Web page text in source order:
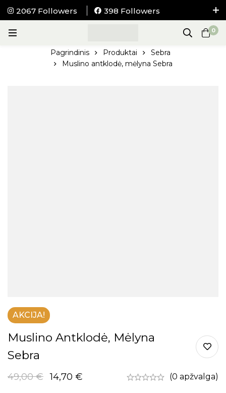
2067 Followers
398 Followers
paštomatus nuo 100Eur.
0
Pagrindinis Produktai
Sebra
Muslino antklodė, mėlyna Sebra
AKCIJA!
Muslino Antklodė, Mėlyna
Sebra
49,00€ 14,70 € (0 apžvalga)